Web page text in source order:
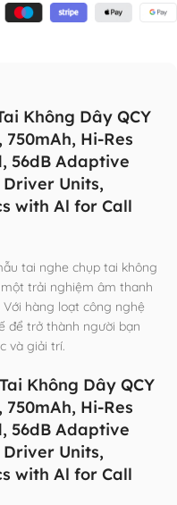
Không Dây QCY
750mAh, Hi-Res
56dB Adaptive
Driver Units,
with Al for Call
tai nghe chụp tai không
trải nghiệm âm thanh
hàng loạt công nghệ
để trở thành người bạn
và giải trí.
Không Dây QCY
750mAh, Hi-Res
56dB Adaptive
Driver Units,
with Al for Call